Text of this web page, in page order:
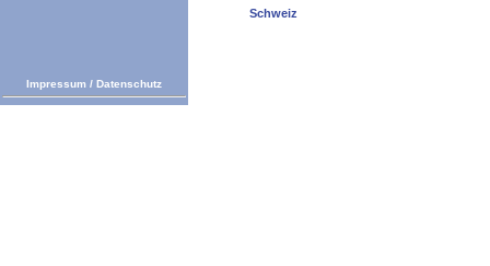
Schweiz
Impressum / Datenschutz